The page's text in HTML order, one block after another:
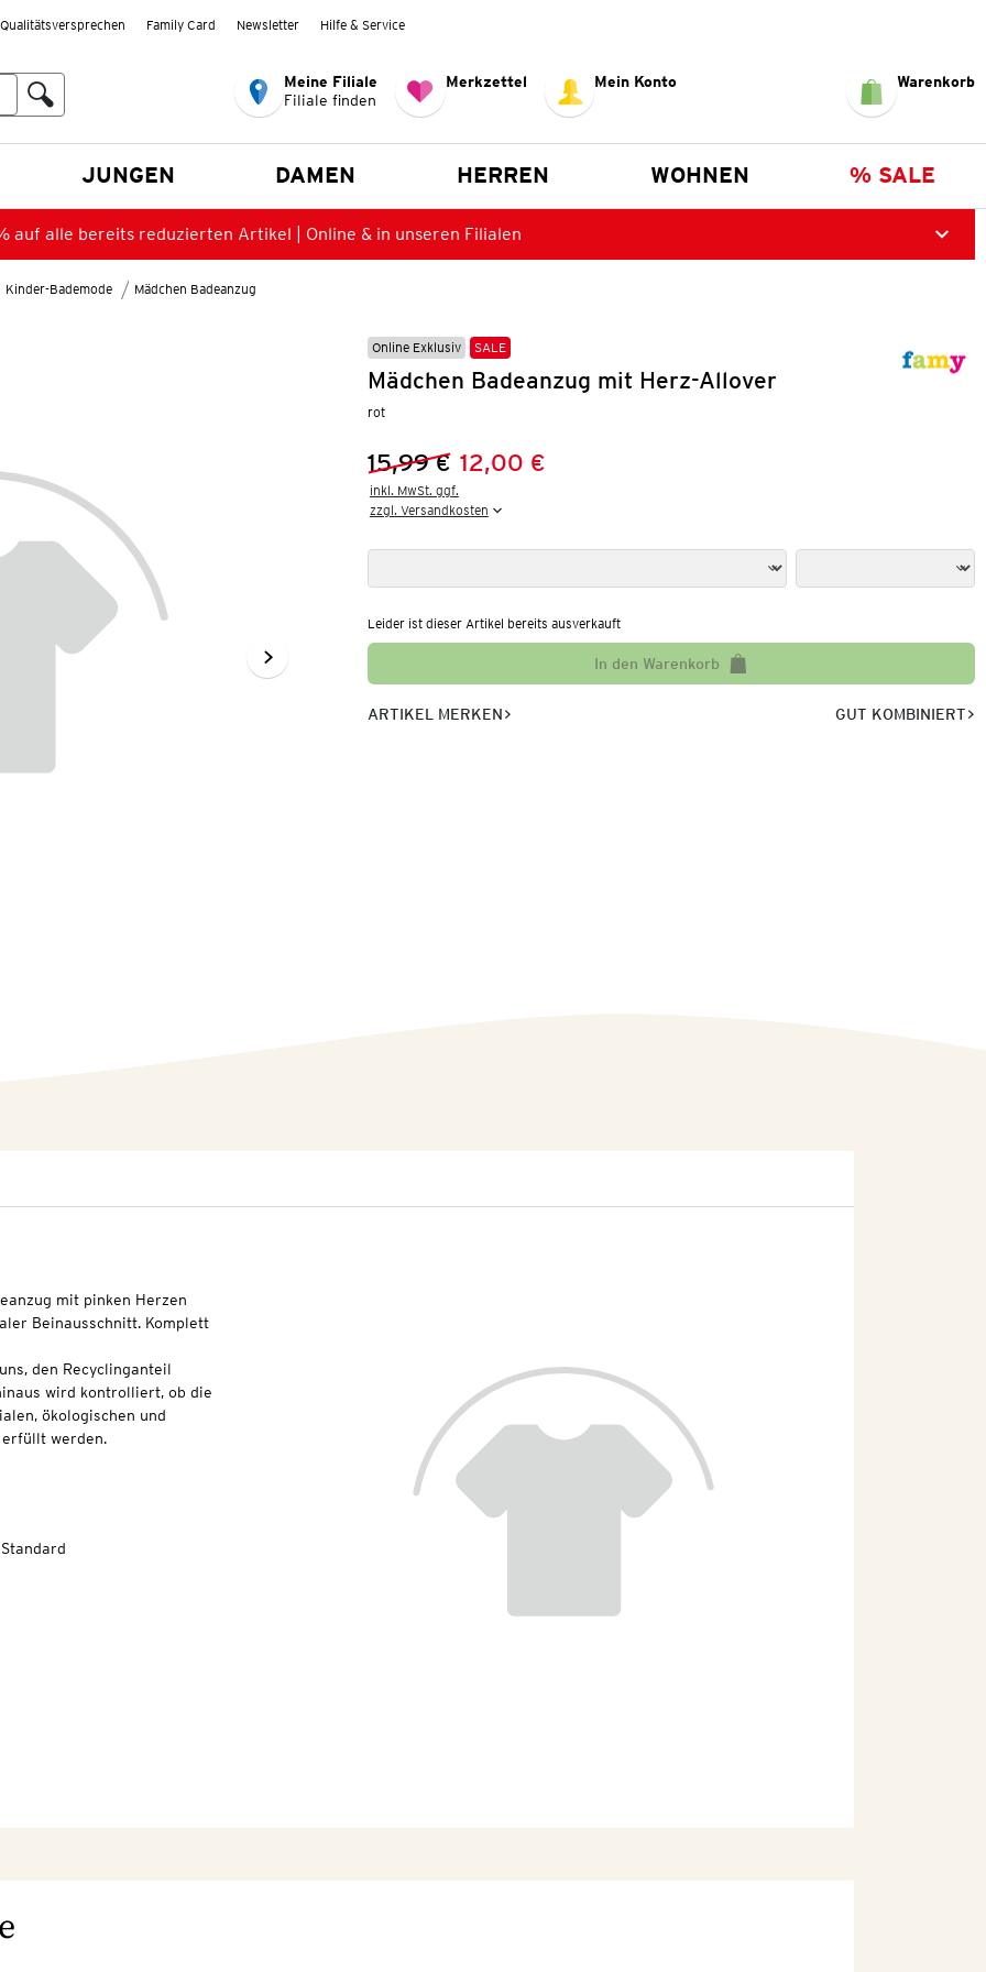
Qualitätsversprechen Family Card Newsletter Hilfe & Service
Meine Filiale
Filiale finden
Merkzettel Mein Konto Warenkorb
JUNGEN DAMEN HERREN WOHNEN % SALE
auf alle bereits reduzierten Artikel | Online & in unseren Filialen
Kinder-Bademode Mädchen Badeanzug
Online Exklusiv SALE
Mädchen Badeanzug mit Herz-Allover
rot
Vorheriger Preis:
15,99 €
Neuer Preis:12,00 €
inkl. MwSt. ggf.
zzgl. Versandkosten
Leider ist dieser Artikel bereits ausverkauft
In den Warenkorb
ARTIKEL MERKEN GUT KOMBINIERT
mit pinken Herzen
Beinausschnitt. Komplett
den Recyclinganteil
wird kontrolliert, ob die
ökologischen und
werden.